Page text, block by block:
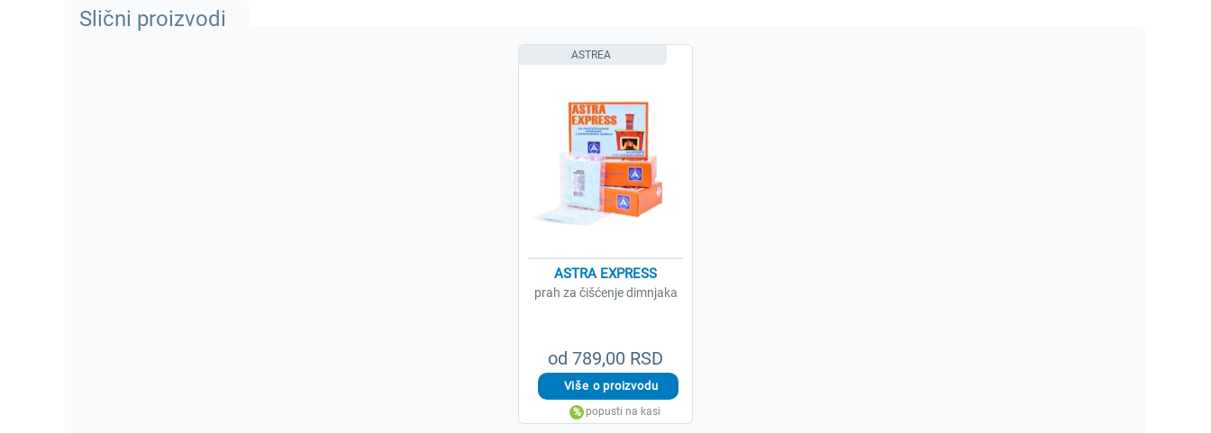
Slični proizvodi
od 789,00 RSD
ASTRA EXPRESS
prah za čišćenje dimnjaka
ASTREA